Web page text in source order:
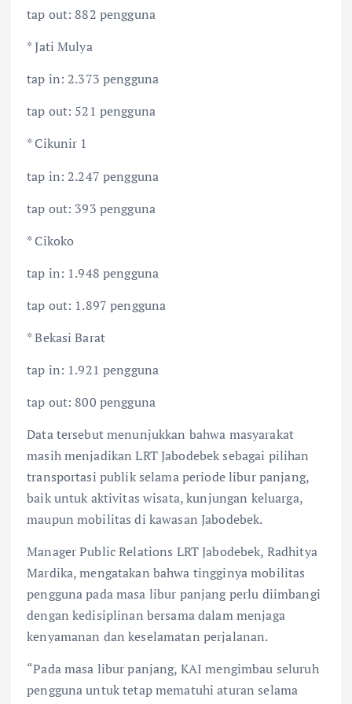
tap out: 882 pengguna
* Jati Mulya
tap in: 2.373 pengguna
tap out: 521 pengguna
* Cikunir 1
tap in: 2.247 pengguna
tap out: 393 pengguna
* Cikoko
tap in: 1.948 pengguna
tap out: 1.897 pengguna
* Bekasi Barat
tap in: 1.921 pengguna
tap out: 800 pengguna
Data tersebut menunjukkan bahwa masyarakat
masih menjadikan LRT Jabodebek sebagai pilihan
transportasi publik selama periode libur panjang,
baik untuk aktivitas wisata, kunjungan keluarga,
maupun mobilitas di kawasan Jabodebek.
Manager Public Relations LRT Jabodebek, Radhitya
Mardika, mengatakan bahwa tingginya mobilitas
pengguna pada masa libur panjang perlu diimbangi
dengan kedisiplinan bersama dalam menjaga
kenyamanan dan keselamatan perjalanan.
“Pada masa libur panjang, KAI mengimbau seluruh
pengguna untuk tetap mematuhi aturan selama